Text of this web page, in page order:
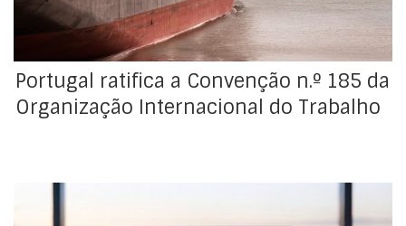
Portugal ratifica a Convenção n.º 185 da
Organização Internacional do Trabalho